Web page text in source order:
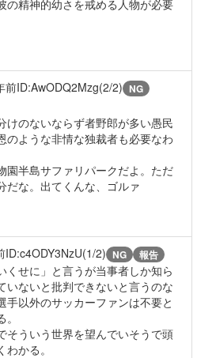
の精神的幼さを戒める人物が必要
前ID:AwODQ2Mzg(2/2) NG
けのないならず者野郎が多い愚民
のような非情な独裁者も必要なわ
園半島サファリパークだよ。ただ
だな。出てくんな、ゴルァ
ID:c4ODY3NzU(1/2) NG 報告
くせに」と言うが当事者しか知ら
いないと批判できないと言うのな
手以外のサッカーファンは不要と
そういう世界を望んでいそうで頭
かる。